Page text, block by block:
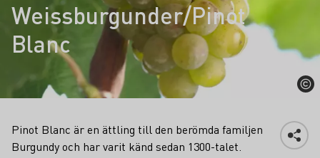
Weissburgunder/Pinot
Blanc
Pinot Blanc är en ättling till den berömda familjen
Burgundy och har varit känd sedan 1300-talet.